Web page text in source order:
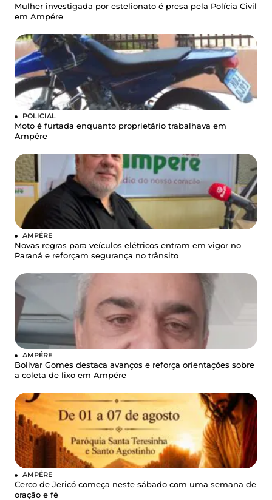
Mulher investigada por estelionato é presa pela Polícia Civil
em Ampére
POLICIAL
Moto é furtada enquanto proprietário trabalhava em
Ampére
AMPÉRE
Novas regras para veículos elétricos entram em vigor no
Paraná e reforçam segurança no trânsito
AMPÉRE
Bolivar Gomes destaca avanços e reforça orientações sobre
a coleta de lixo em Ampére
AMPÉRE
Cerco de Jericó começa neste sábado com uma semana de
oração e fé